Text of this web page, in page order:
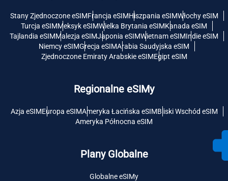
Stany Zjednoczone eSIMFrancja eSIMHiszpania eSIMWłochy eSIM
Turcja eSIMMeksyk eSIMWielka Brytania eSIMKanada eSIM
Tajlandia eSIMMalezja eSIMJaponia eSIMWietnam eSIMIndie eSIM
Niemcy eSIMGrecja eSIMArabia Saudyjska eSIM
Zjednoczone Emiraty Arabskie eSIMEgipt eSIM
Regionalne eSIMy
Azja eSIMEuropa eSIMAmeryka Łacińska eSIMBliski Wschód eSIM
Ameryka Północna eSIM
Plany Globalne
Globalne eSIMy